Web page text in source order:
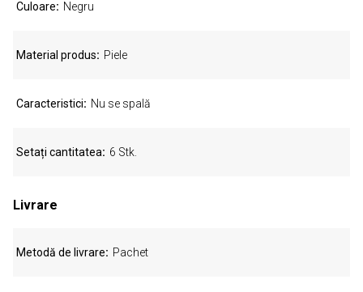
Culoare Negru
Material produs Piele
Caracteristici Nu se spală
Setați cantitatea 6 Stk.
Livrare
Metodă de livrare Pachet